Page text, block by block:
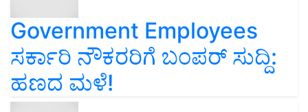
Government Employees
ಸರ್ಕಾರಿ ನೌಕರರಿಗೆ ಬಂಪರ್‌ ಸುದ್ದಿ:
ಹಣದ ಮಳೆ!